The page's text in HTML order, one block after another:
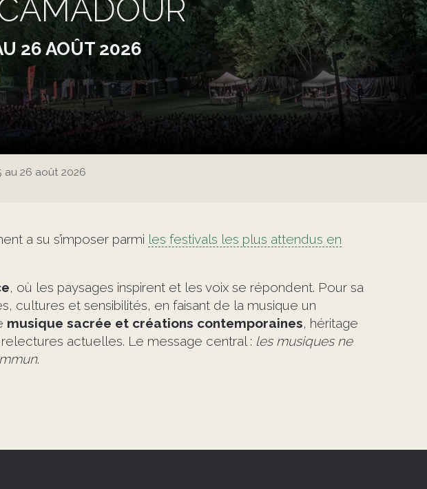
26 AOÛT 2026
au 26 août 2026
a su s’imposer parmi les festivals les plus attendus en
, où les paysages inspirent et les voix se répondent. Pour sa
cultures et sensibilités, en faisant de la musique un
musique sacrée et créations contemporaines, héritage
actuelles. Le message central : les musiques ne
.